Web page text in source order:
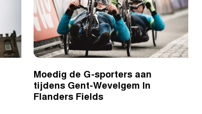
Moedig de G-sporters aan
tijdens Gent-Wevelgem In
Flanders Fields